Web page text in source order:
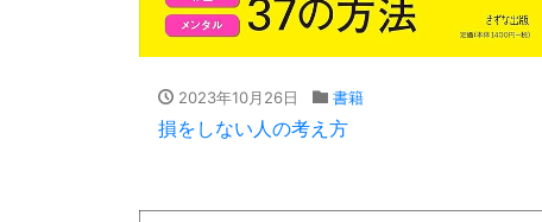
2023年10月26日 書籍
損をしない人の考え方